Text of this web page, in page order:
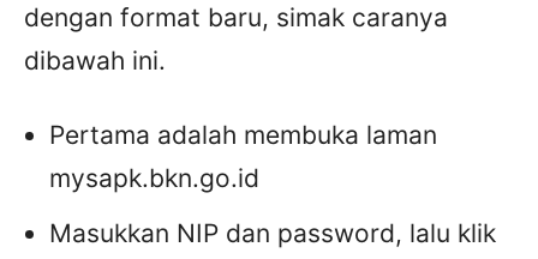
dengan format baru, simak caranya
dibawah ini.
Pertama adalah membuka laman
mysapk.bkn.go.id
Masukkan NIP dan password, lalu klik